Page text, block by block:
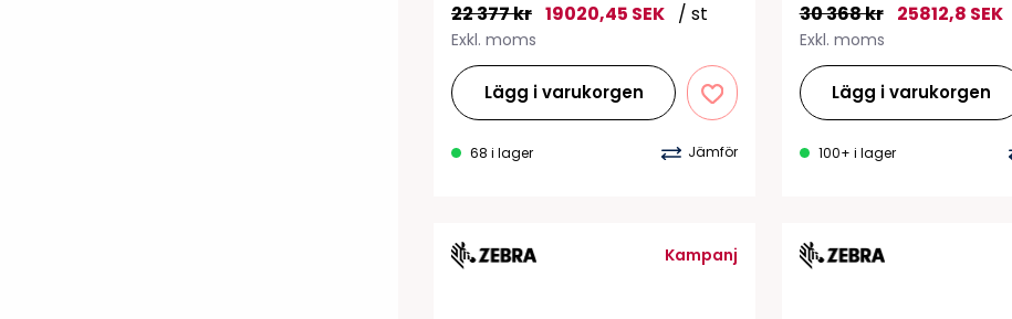
22 377 kr 19020,45 SEK / st
Exkl. moms
Lägg i varukorgen
68 i lager Jämför
30 368 kr 25812,8 SEK
Exkl. moms
Lägg i varukorgen
100+ i lager
Kampanj